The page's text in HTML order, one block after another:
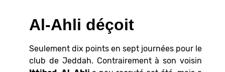
Al-Ahli déçoit
Seulement dix points en sept journées pour le
club de Jeddah. Contrairement à son voisin